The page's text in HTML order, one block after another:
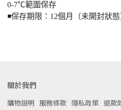
0-7℃範圍保存
◾️保存期限：12個月（未開封狀態
關於我們
購物說明 服務條款 隱私政策 退款